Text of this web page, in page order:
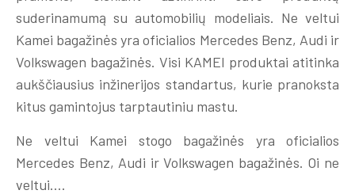
suderinamumą su automobilių modeliais. Ne veltui
Kamei bagažinės yra oficialios Mercedes Benz, Audi ir
Volkswagen bagažinės. Visi KAMEI produktai atitinka
aukščiausius inžinerijos standartus, kurie pranoksta
kitus gamintojus tarptautiniu mastu.
Ne veltui Kamei stogo bagažinės yra oficialios
Mercedes Benz, Audi ir Volkswagen bagažinės. Oi ne
veltui….